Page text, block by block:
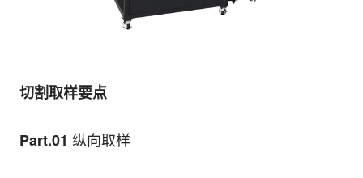
切割取样要点
Part.01 纵向取样